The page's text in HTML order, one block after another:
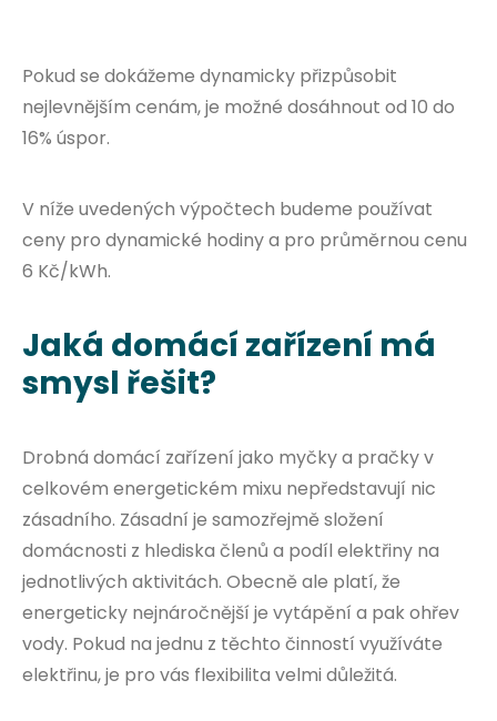
Pokud se dokážeme dynamicky přizpůsobit
nejlevnějším cenám, je možné dosáhnout od 10 do
16% úspor.
V níže uvedených výpočtech budeme používat
ceny pro dynamické hodiny a pro průměrnou cenu
6 Kč/kWh.
Jaká domácí zařízení má
smysl řešit?
Drobná domácí zařízení jako myčky a pračky v
celkovém energetickém mixu nepředstavují nic
zásadního. Zásadní je samozřejmě složení
domácnosti z hlediska členů a podíl elektřiny na
jednotlivých aktivitách. Obecně ale platí, že
energeticky nejnáročnější je vytápění a pak ohřev
vody. Pokud na jednu z těchto činností využíváte
elektřinu, je pro vás flexibilita velmi důležitá.